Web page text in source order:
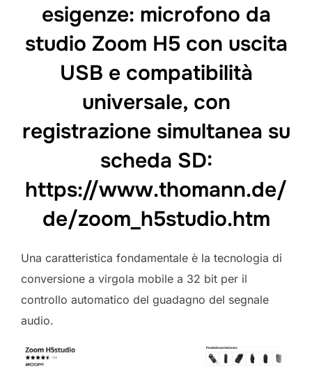
esigenze: microfono da
studio Zoom H5 con uscita
USB e compatibilità
universale, con
registrazione simultanea su
scheda SD:
https://www.thomann.de/
de/zoom_h5studio.htm
Una caratteristica fondamentale è la tecnologia di
conversione a virgola mobile a 32 bit per il
controllo automatico del guadagno del segnale
audio.